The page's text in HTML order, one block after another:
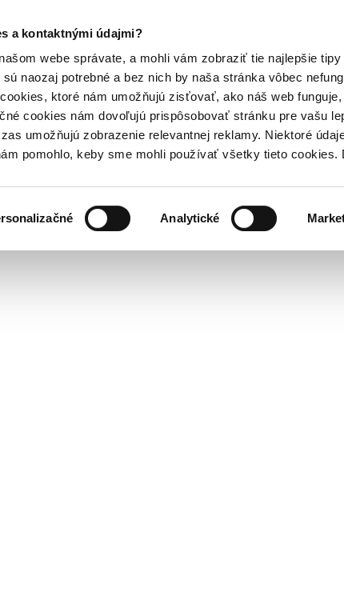
a kontaktnými údajmi?
webe správate, a mohli vám zobraziť tie najlepšie tipy
naozaj potrebné a bez nich by naša stránka vôbec
ktoré nám umožňujú zisťovať, ako náš web
cookies nám dovoľujú prispôsobovať stránku pre vašu
umožňujú zobrazenie relevantnej reklamy. Niektoré
pomohlo, keby sme mohli používať všetky tieto cookies.
Analytické